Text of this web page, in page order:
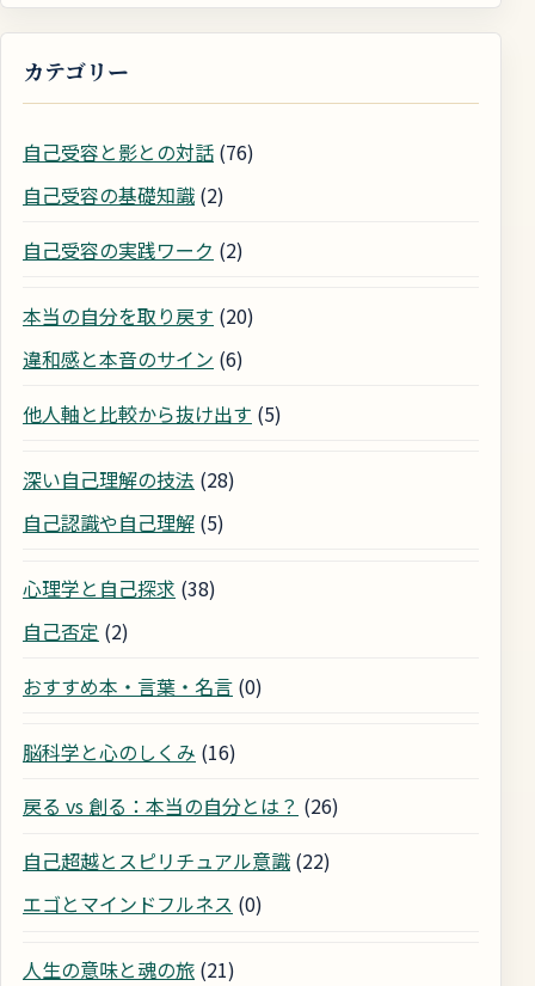
カテゴリー
自己受容と影との対話 (76)
自己受容の基礎知識 (2)
自己受容の実践ワーク (2)
本当の自分を取り戻す (20)
違和感と本音のサイン (6)
他人軸と比較から抜け出す (5)
深い自己理解の技法 (28)
自己認識や自己理解 (5)
心理学と自己探求 (38)
自己否定 (2)
おすすめ本・言葉・名言 (0)
脳科学と心のしくみ (16)
戻る vs 創る：本当の自分とは？ (26)
自己超越とスピリチュアル意識 (22)
エゴとマインドフルネス (0)
人生の意味と魂の旅 (21)